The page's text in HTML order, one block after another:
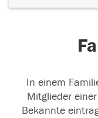
In einem
Mitglieder
Bekannte